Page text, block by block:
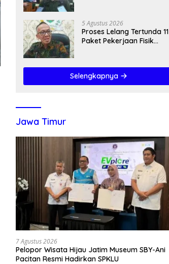
5 Agustus 2026
Proses Lelang Tertunda 11
Paket Pekerjaan Fisik
Selengkapnya
Jawa Timur
7 Agustus 2026
Pelopor Wisata Hijau Jatim Museum SBY-Ani
Pacitan Resmi Hadirkan SPKLU